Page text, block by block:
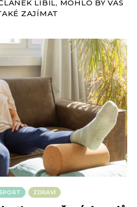
LÍBIL, MOHLO BY VÁS
ZAJÍMAT
SPORT ZDRAVÍ